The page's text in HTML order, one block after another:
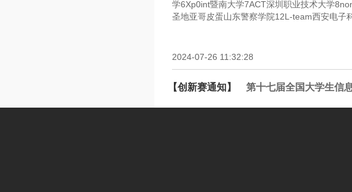
学6Xp0int暨南大学7ACT深圳职业技术大学
圣地亚哥皮蛋山东警察学院12L-team西安电子
2024-07-26 11:32:28
【创新赛通知】 第十七届全国大学生信